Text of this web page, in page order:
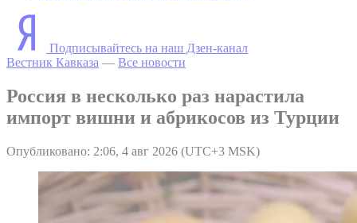
Подписывайтесь на наш Дзен-канал
Вестник Кавказа — Все новости
Россия в несколько раз нарастила
импорт вишни и абрикосов из Турции
Опубликовано: 2:06, 4 авг 2026 (UTC+3 MSK)